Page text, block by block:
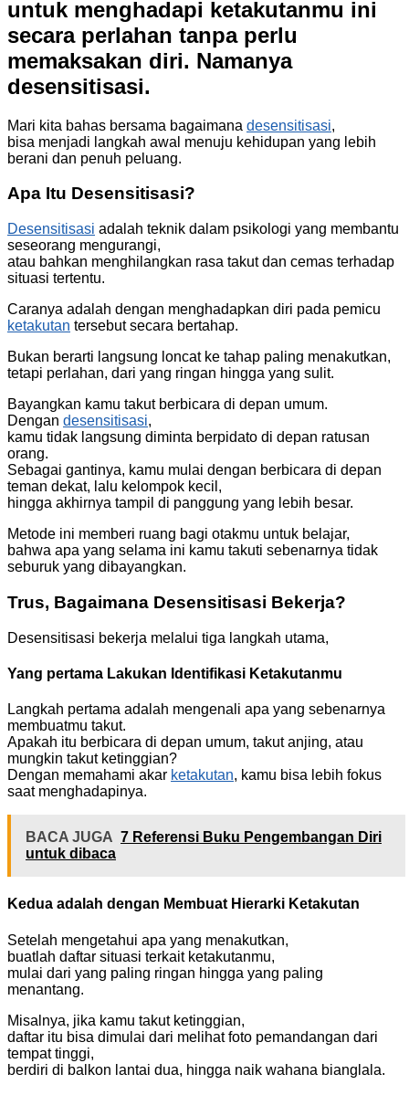
untuk menghadapi ketakutanmu ini
secara perlahan tanpa perlu
memaksakan diri. Namanya
desensitisasi.
Mari kita bahas bersama bagaimana desensitisasi,
bisa menjadi langkah awal menuju kehidupan yang lebih
berani dan penuh peluang.
Apa Itu Desensitisasi?
Desensitisasi adalah teknik dalam psikologi yang membantu
seseorang mengurangi,
atau bahkan menghilangkan rasa takut dan cemas terhadap
situasi tertentu.
Caranya adalah dengan menghadapkan diri pada pemicu
ketakutan tersebut secara bertahap.
Bukan berarti langsung loncat ke tahap paling menakutkan,
tetapi perlahan, dari yang ringan hingga yang sulit.
Bayangkan kamu takut berbicara di depan umum.
Dengan desensitisasi,
kamu tidak langsung diminta berpidato di depan ratusan
orang.
Sebagai gantinya, kamu mulai dengan berbicara di depan
teman dekat, lalu kelompok kecil,
hingga akhirnya tampil di panggung yang lebih besar.
Metode ini memberi ruang bagi otakmu untuk belajar,
bahwa apa yang selama ini kamu takuti sebenarnya tidak
seburuk yang dibayangkan.
Trus, Bagaimana Desensitisasi Bekerja?
Desensitisasi bekerja melalui tiga langkah utama,
Yang pertama Lakukan Identifikasi Ketakutanmu
Langkah pertama adalah mengenali apa yang sebenarnya
membuatmu takut.
Apakah itu berbicara di depan umum, takut anjing, atau
mungkin takut ketinggian?
Dengan memahami akar ketakutan, kamu bisa lebih fokus
saat menghadapinya.
BACA JUGA 7 Referensi Buku Pengembangan Diri
untuk dibaca
Kedua adalah dengan Membuat Hierarki Ketakutan
Setelah mengetahui apa yang menakutkan,
buatlah daftar situasi terkait ketakutanmu,
mulai dari yang paling ringan hingga yang paling
menantang.
Misalnya, jika kamu takut ketinggian,
daftar itu bisa dimulai dari melihat foto pemandangan dari
tempat tinggi,
berdiri di balkon lantai dua, hingga naik wahana bianglala.